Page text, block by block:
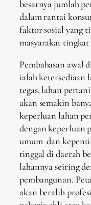
besarnya jumlah
dalam rantai
faktor sosial yang
masyarakat
Pembahasan awal
ialah ketersediaan
tegas, lahan
akan semakin
keperluan lahan
dengan keperluan
umum dan
tinggal di daerah
lahannya seiring
pembangunan.
akan beralih